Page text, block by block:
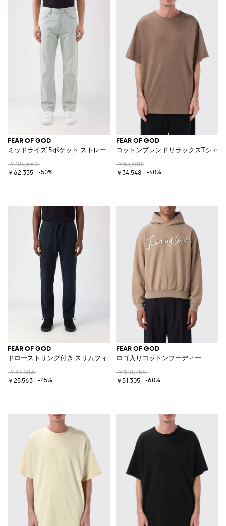
FEAR OF GOD
ミッドライズ 5ポケット ストレートレッグ コットンデニムジーンズ
￥124,669
￥62,335
-50%
FEAR OF GOD
コットンブレンドリラックスTシャツ
￥57,580
￥34,548
-40%
FEAR OF GOD
ドローストリング付き スリムフィット コットンブレンド ジョギングパン
￥34,083
￥25,563
-25%
FEAR OF GOD
ロゴ入りコットンフーディー
￥128,258
￥51,305
-60%